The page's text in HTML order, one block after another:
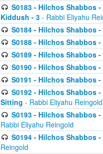
S0183 - Hilchos Shabbos
Kiddush - 3 - Rabbi Eliyahu
S0184 - Hilchos Shabbos
S0188 - Hilchos Shabbos
S0189 - Hilchos Shabbos
S0190 - Hilchos Shabbos
S0191 - Hilchos Shabbos
S0192 - Hilchos Shabbos
Sitting - Rabbi Eliyahu Reingold
S0193 - Hilchos Shabbos
Rabbi Eliyahu Reingold
S0194 - Hilchos Shabbos
Reingold